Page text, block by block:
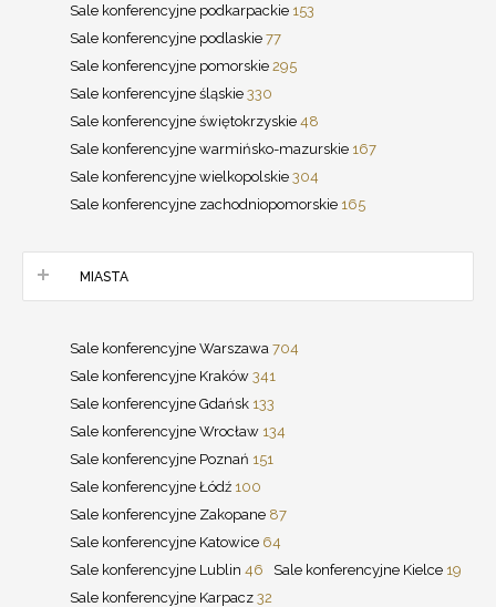
Sale konferencyjne podkarpackie 153
Sale konferencyjne podlaskie 77
Sale konferencyjne pomorskie 295
Sale konferencyjne śląskie 330
Sale konferencyjne świętokrzyskie 48
Sale konferencyjne warmińsko-mazurskie 167
Sale konferencyjne wielkopolskie 304
Sale konferencyjne zachodniopomorskie 165
MIASTA
Sale konferencyjne Warszawa 704
Sale konferencyjne Kraków 341
Sale konferencyjne Gdańsk 133
Sale konferencyjne Wrocław 134
Sale konferencyjne Poznań 151
Sale konferencyjne Łódź 100
Sale konferencyjne Zakopane 87
Sale konferencyjne Katowice 64
Sale konferencyjne Lublin 46 Sale konferencyjne Kielce 19
Sale konferencyjne Karpacz 32